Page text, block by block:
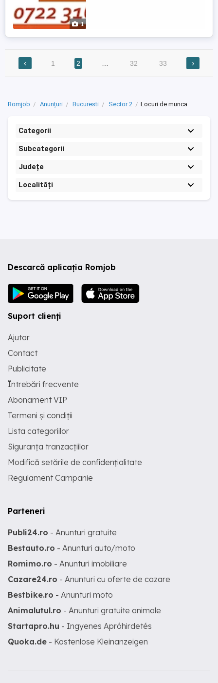
1
‹ 1 2 32 33 ›
Romjob Anunțuri Bucuresti Sector 2 Locuri de munca
Categorii
Subcategorii
Județe
Localități
Descarcă aplicația Romjob
Suport clienți
Ajutor
Contact
Publicitate
Întrebări frecvente
Abonament VIP
Termeni și condiții
Lista categoriilor
Siguranța tranzacțiilor
Modifică setările de confidențialitate
Regulament Campanie
Parteneri
Publi24.ro - Anunturi gratuite
Bestauto.ro - Anunturi auto/moto
Romimo.ro - Anunturi imobiliare
Cazare24.ro - Anunturi cu oferte de cazare
Bestbike.ro - Anunturi moto
Animalutul.ro - Anunturi gratuite animale
Startapro.hu - Ingyenes Apróhirdetés
Quoka.de - Kostenlose Kleinanzeigen